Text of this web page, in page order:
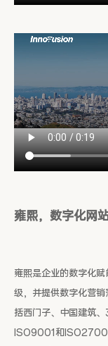
雍熙，数字化网
雍熙是企业的数字化
级，并提供数字化营
括西门子、中国建筑
ISO9001和